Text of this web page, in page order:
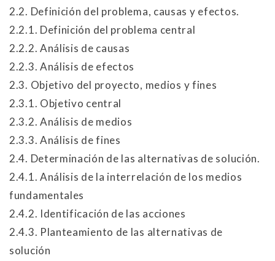
2.2. Definición del problema, causas y efectos.
2.2.1. Definición del problema central
2.2.2. Análisis de causas
2.2.3. Análisis de efectos
2.3. Objetivo del proyecto, medios y fines
2.3.1. Objetivo central
2.3.2. Análisis de medios
2.3.3. Análisis de fines
2.4. Determinación de las alternativas de solución.
2.4.1. Análisis de la interrelación de los medios
fundamentales
2.4.2. Identificación de las acciones
2.4.3. Planteamiento de las alternativas de
solución